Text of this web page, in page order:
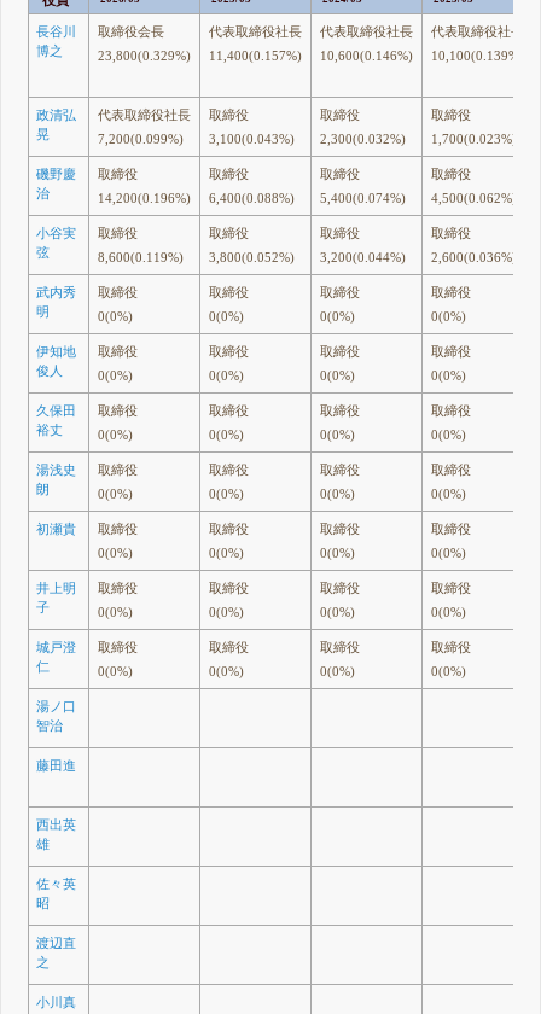
長谷川
博之
取締役会長
23,800(0.329%)
代表取締役社長
11,400(0.157%)
代表取締役社長
10,600(0.146%)
代表取締役社長
10,100(0.139%)
政清弘
晃
代表取締役社長
7,200(0.099%)
取締役
3,100(0.043%)
取締役
2,300(0.032%)
取締役
1,700(0.023%)
磯野慶
治
取締役
14,200(0.196%)
取締役
6,400(0.088%)
取締役
5,400(0.074%)
取締役
4,500(0.062%)
小谷実
弦
取締役
8,600(0.119%)
取締役
3,800(0.052%)
取締役
3,200(0.044%)
取締役
2,600(0.036%)
武内秀
明
取締役
0(0%)
取締役
0(0%)
取締役
0(0%)
取締役
0(0%)
伊知地
俊人
取締役
0(0%)
取締役
0(0%)
取締役
0(0%)
取締役
0(0%)
久保田
裕丈
取締役
0(0%)
取締役
0(0%)
取締役
0(0%)
取締役
0(0%)
湯浅史
朗
取締役
0(0%)
取締役
0(0%)
取締役
0(0%)
取締役
0(0%)
初瀬貴
取締役
0(0%)
取締役
0(0%)
取締役
0(0%)
取締役
0(0%)
井上明
子
取締役
0(0%)
取締役
0(0%)
取締役
0(0%)
取締役
0(0%)
城戸澄
仁
取締役
0(0%)
取締役
0(0%)
取締役
0(0%)
取締役
0(0%)
湯ノ口
智治
藤田進
西出英
雄
佐々英
昭
渡辺直
之
小川真